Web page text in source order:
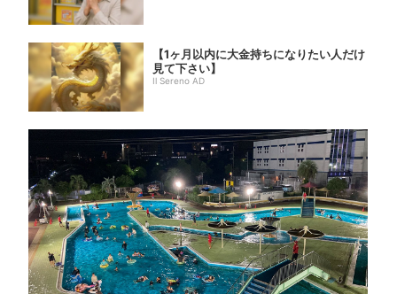
【1ヶ月以内に大金持ちになりたい人だけ
見て下さい】
Il Sereno AD